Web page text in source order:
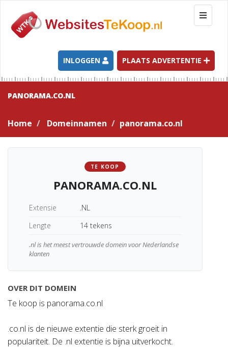
T
o
g
l
e
n
a
t
INLOGGEN PLAATS ADVERTENTIE
PANORAMA.CO.NL
Home Domeinnamen panorama.co.nl
TE KOOP
PANORAMA.CO.NL
Extensie
.NL
Lengte
14 tekens
.nl is het meest vertrouwde domein voor Nederlandse
klanten
OVER DIT DOMEIN
Te koop is panorama.co.nl
.co.nl is de nieuwe extentie die sterk groeit in
populariteit. De .nl extentie is bijna uitverkocht.